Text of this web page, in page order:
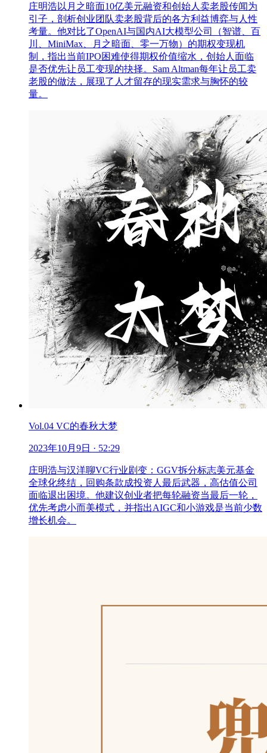
庄明浩以月之暗面10亿美元融资和创始人卖老股传闻为
引子，剖析创业团队卖老股背后的各方利益博弈与人性
考量。他对比了OpenAI与国内AI大模型公司（智谱、百
川、MiniMax、月之暗面、零一万物）的期权变现机
制，指出当前IPO困难使得期权价值缩水，创始人面临
是否优先让员工变现的抉择。Sam Altman每年让员工卖
老股的做法，展现了人才留存的现实需求与胸怀的较
量。
Vol.04 VC的春秋大梦
2023年10月9日 · 52:29
庄明浩与汉洋聊VC行业剧变：GGV拆分标志美元基金
全球化终结，回购条款成投资人最后武器，高估值公司
面临退出困境。他建议创业者把每轮融资当最后一轮，
优先考虑小而美模式，并指出AIGC和小游戏是当前少数
增长机会。